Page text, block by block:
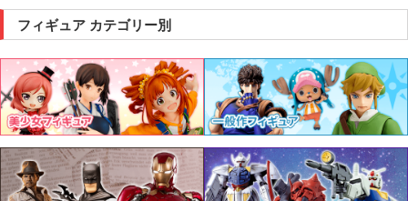
フィギュア カテゴリー別